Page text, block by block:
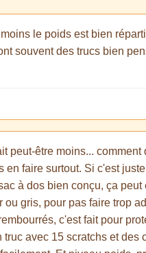
le poids est bien
souvent des trucs bien
peut-être moins... comment
faire surtout. Si c'est
à dos bien conçu, ça peut
gris, pour pas faire trop
c'est fait pour
avec 15 scratchs et des